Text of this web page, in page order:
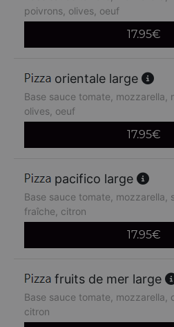
poivrons, olives, oeuf
17.95€
orientale large
Base sauce tomate, mozzarella,
olives, oeuf
17.95€
pacifico large
Base sauce tomate, mozzarella,
fraîche, citron
17.95€
fruits de mer large
Base sauce tomate, mozzarella,
citron